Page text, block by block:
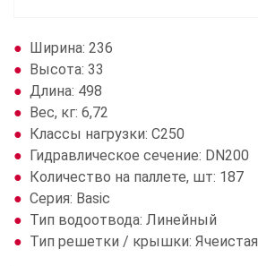
Ширина: 236
Высота: 33
Длина: 498
Вес, кг: 6,72
Класcы нагрузки: C250
Гидравлическое сечение: DN200
Количество на паллете, шт: 187
Серия: Basic
Тип водоотвода: Линейный
Тип решетки / крышки: Ячеистая